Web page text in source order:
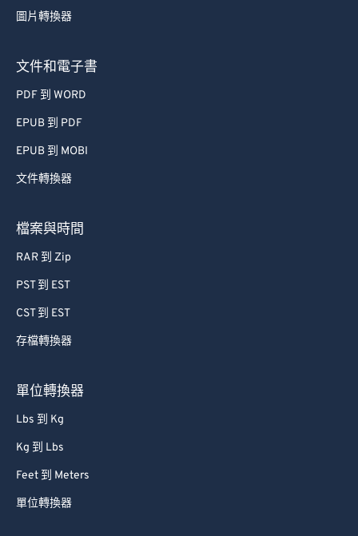
圖片轉換器
文件和電子書
PDF 到 WORD
EPUB 到 PDF
EPUB 到 MOBI
文件轉換器
檔案與時間
RAR 到 Zip
PST 到 EST
CST 到 EST
存檔轉換器
單位轉換器
Lbs 到 Kg
Kg 到 Lbs
Feet 到 Meters
單位轉換器